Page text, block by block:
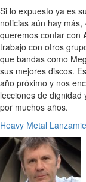
Si lo expuesto ya es
noticias aún hay
queremos contar con
trabajo con otros
que bandas como
sus mejores discos.
año próximo y nos
lecciones de
por muchos años.
Heavy Metal